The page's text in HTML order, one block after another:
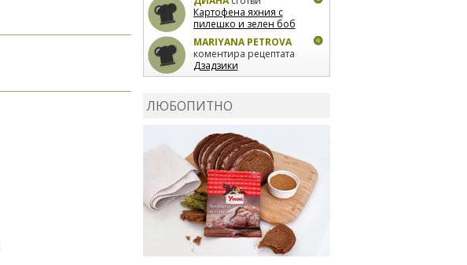
Картофена яхния с
пилешко и зелен боб
MARIYANA PETROVA
коментира рецептата
Дзадзики
сготвиДзадзики
ЛЮБОПИТНО